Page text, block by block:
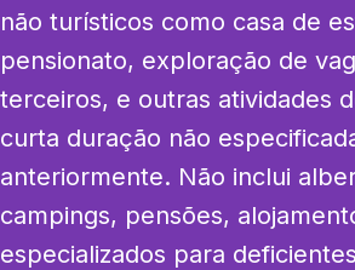
não turísticos como casa de
pensionato, exploração de
terceiros, e outras atividades
curta duração não
anteriormente. Não inclui
campings, pensões,
especializados para